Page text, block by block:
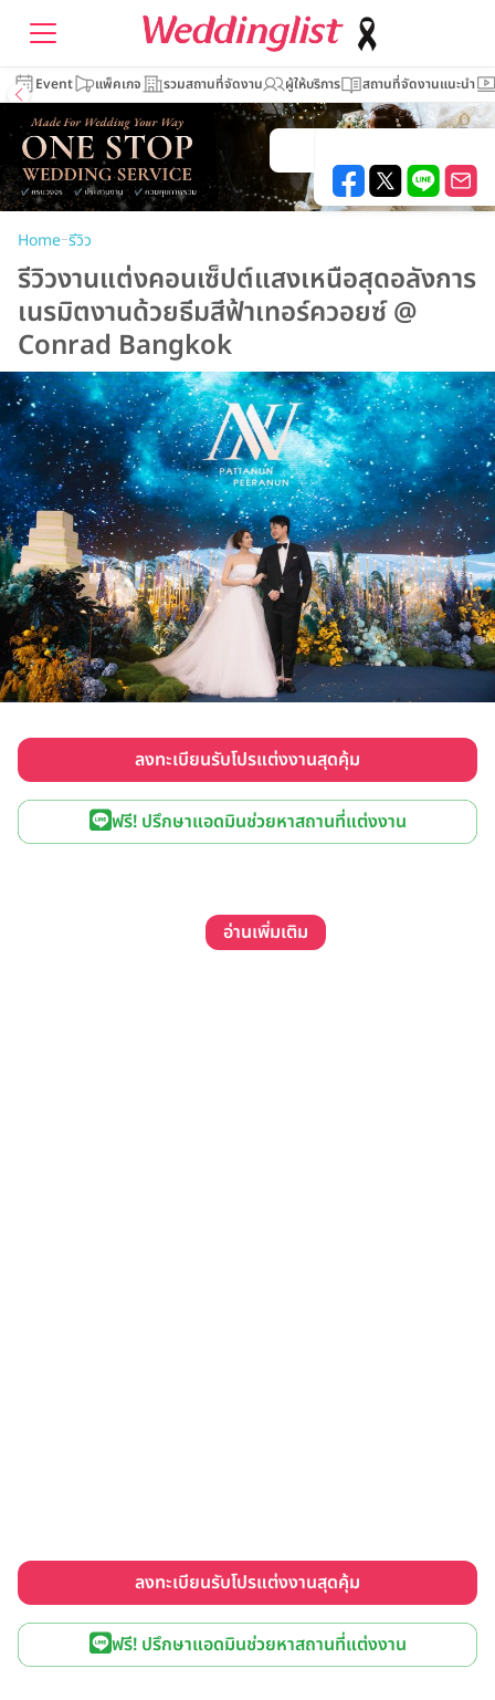
Event แพ็คเกจ รวมสถานที่จัดงาน ผู้ให้บริการ สถานที่จัดงานแนะนำ
Home–รีวิว
รีวิวงานแต่งคอนเซ็ปต์แสงเหนือสุดอลังการ
เนรมิตงานด้วยธีมสีฟ้าเทอร์ควอยซ์ @
Conrad Bangkok
ลงทะเบียนรับโปรแต่งงานสุดคุ้ม
ฟรี! ปรึกษาแอดมินช่วยหาสถานที่แต่งงาน
อ่านเพิ่มเติม
ลงทะเบียนรับโปรแต่งงานสุดคุ้ม
ฟรี! ปรึกษาแอดมินช่วยหาสถานที่แต่งงาน